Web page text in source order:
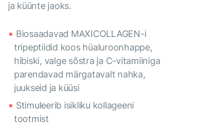
ja küünte jaoks.
Biosaadavad MAXICOLLAGEN-i
tripeptiidid koos hüaluroonhappe,
hibiski, valge sõstra ja C-vitamiiniga
parendavad märgatavalt nahka,
juukseid ja küüsi
Stimuleerib isikliku kollageeni
tootmist